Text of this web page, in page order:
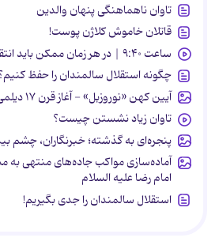
تاوان ناهماهنگی پنهان والدین
قاتلان خاموش کلاژن پوست!
ساعت ۹:۴۰ | در هر زمان ممکن باید انتقامشان را پس بدهند
چگونه استقلال سالمندان را حفظ
آیین کهن «نوروزبل» - آغاز قرن ۱۷ دیلمی
تاوان زیاد نشستن چیست؟
پنجره‌ای به گذشته؛ خبرنگاران، چشم
آماده‌سازی مواکب جاده‌های منتهی به
امام رضا علیه السلام
استقلال سالمندان را جدی بگیریم!